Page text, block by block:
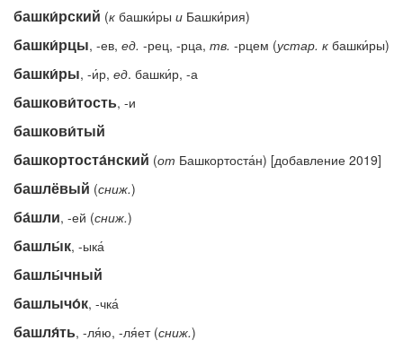
башки́рский (к башки́ры и Башки́рия)
башки́рцы, -ев, ед. -рец, -рца, тв. -рцем (устар. к башки́ры)
башки́ры, -и́р, ед. башки́р, -а
башкови́тость, -и
башкови́тый
башкортоста́нский (от Башкортоста́н) [добавление 2019]
башлёвый (сниж.)
ба́шли, -ей (сниж.)
башлы́к, -ыка́
башлы́чный
башлычо́к, -чка́
башля́ть, -ля́ю, -ля́ет (сниж.)